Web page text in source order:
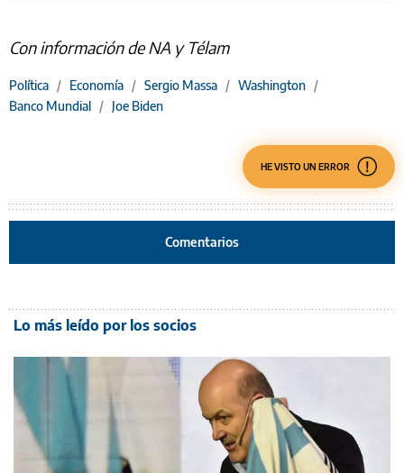
Con información de NA y Télam
Política / Economía / Sergio Massa / Washington /
Banco Mundial / Joe Biden
HE VISTO UN ERROR
Comentarios
Lo más leído por los socios